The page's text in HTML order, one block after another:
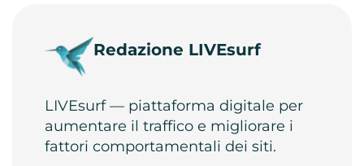
Redazione LIVEsurf
LIVEsurf — piattaforma digitale per
aumentare il traffico e migliorare i
fattori comportamentali dei siti.